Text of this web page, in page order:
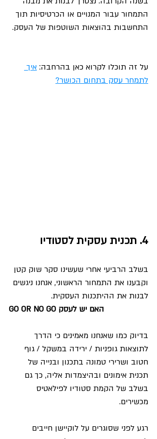
התמחור עבור המנויים או הכרטיסיות תוך
התחשבות בהוצאות השוטפות של העסק.
על זה תוכלו לקרוא כאן בהרחבה: איך
לתמחר עסק בתחום הכושר?
4. תכנית עסקית לסטודיו
בשלב הרביעי אחרי שעשינו סקר שוק קטן
וקבענו את התמחור הראשוני, אנחנו ניגשים
לבנות את ההיתכנות העסקית.
GO OR NO GO האם יש לעסק
בדיוק כמו שאנחנו מאמינים כי הדרך
לתוצאות גופניות / ירידה במשקל / גוף
חטוב ושרירי טמונה בתכנון ובנייה של
תכנית אימונים ובהיצמדות אליה, כך גם
בשלב של הקמת סטודיו לפילאטיס
מכשירים.
רגע לפני שסוגרים על לוקיישן חייבים